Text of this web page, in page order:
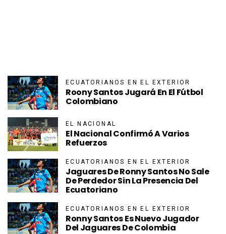
ECUATORIANOS EN EL EXTERIOR
Roony Santos Jugará En El Fútbol
Colombiano
EL NACIONAL
El Nacional Confirmó A Varios
Refuerzos
ECUATORIANOS EN EL EXTERIOR
Jaguares De Ronny Santos No Sale
De Perdedor Sin La Presencia Del
Ecuatoriano
ECUATORIANOS EN EL EXTERIOR
Ronny Santos Es Nuevo Jugador
Del Jaguares De Colombia